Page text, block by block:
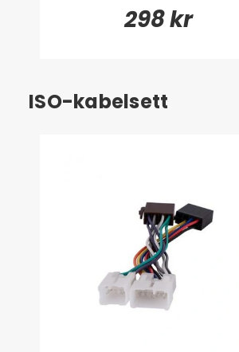
298 kr
ISO-kabelsett